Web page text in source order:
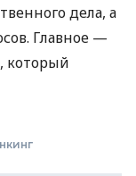
дела, а
Главное —
который